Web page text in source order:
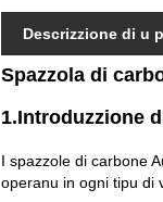
Descrizzione di u
Spazzola di
1.Introduzzione
I spazzole di carbone
operanu in ogni tipu di